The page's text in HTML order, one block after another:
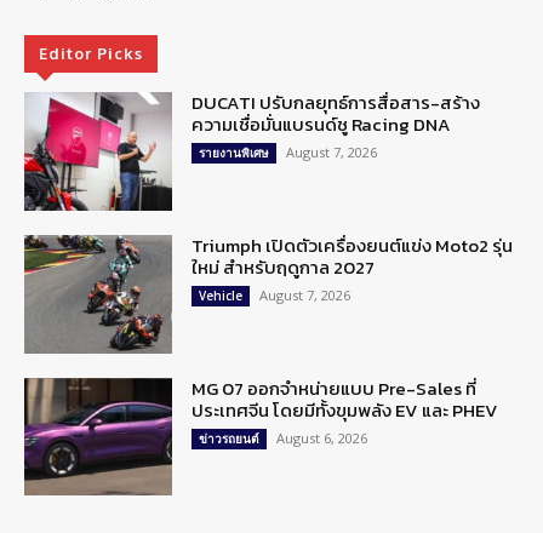
Editor Picks
DUCATI ปรับกลยุทธ์การสื่อสาร-สร้าง
ความเชื่อมั่นแบรนด์ชู Racing DNA
รายงานพิเศษ August 7, 2026
Triumph เปิดตัวเครื่องยนต์แข่ง Moto2 รุ่น
ใหม่ สำหรับฤดูกาล 2027
Vehicle August 7, 2026
MG 07 ออกจำหน่ายแบบ Pre-Sales ที่
ประเทศจีน โดยมีทั้งขุมพลัง EV และ PHEV
ข่าวรถยนต์ August 6, 2026